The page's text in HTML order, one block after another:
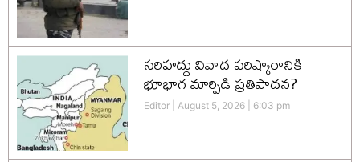
సరిహద్దు వివాద పరిష్కారానికి
భూభాగ మార్పిడి ప్రతిపాదన?
Editor August 5, 2026 6:03 pm